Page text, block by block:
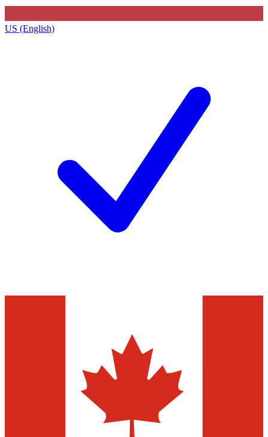
US (English)